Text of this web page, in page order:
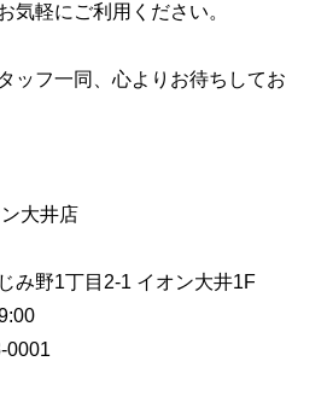
気軽にご利用ください。
ッフ一同、心よりお待ちしてお
大井店
み野1丁目2-1 イオン大井1F
0001